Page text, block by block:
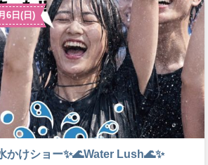
6日(日)
かけショー✨🌊Water Lush🌊✨